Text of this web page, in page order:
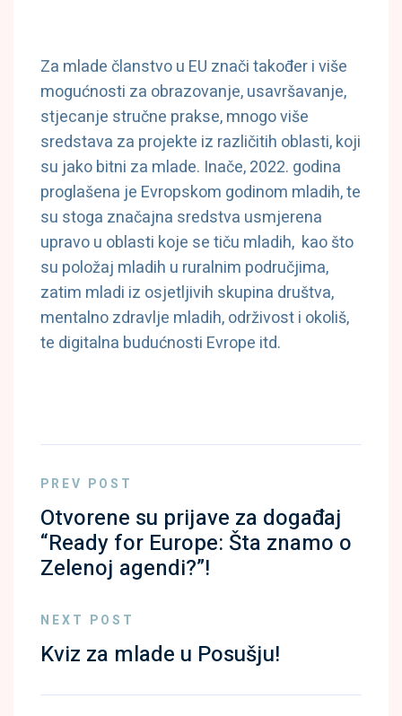
Za mlade članstvo u EU znači također i više
mogućnosti za obrazovanje, usavršavanje,
stjecanje stručne prakse, mnogo više
sredstava za projekte iz različitih oblasti, koji
su jako bitni za mlade. Inače, 2022. godina
proglašena je Evropskom godinom mladih, te
su stoga značajna sredstva usmjerena
upravo u oblasti koje se tiču mladih, kao što
su položaj mladih u ruralnim područjima,
zatim mladi iz osjetljivih skupina društva,
mentalno zdravlje mladih, održivost i okoliš,
te digitalna budućnosti Evrope itd.
PREV POST
Otvorene su prijave za događaj
“Ready for Europe: Šta znamo o
Zelenoj agendi?”!
NEXT POST
Kviz za mlade u Posušju!